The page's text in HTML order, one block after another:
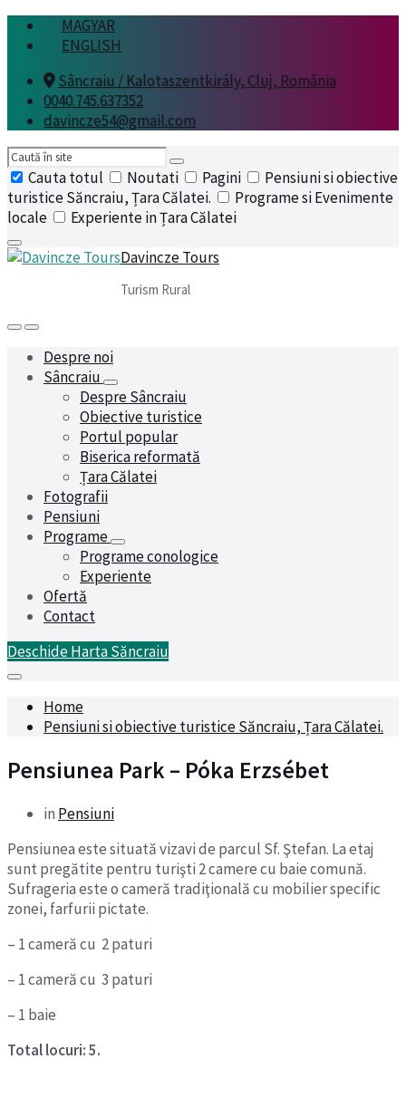
Skip
Skip
navigation
Skip
MAGYAR
ENGLISH
Sâncraiu / Kalotaszentkirály, Cluj, România
0040.745.637352
davincze54@gmail.com
Search
Cauta totul
Noutati Pagini
Pensiuni si obiective
turistice Săncraiu, Țara Călatei.
Programe si Evenimente
locale
Experiente in Țara Călatei
Davincze Tours
Turism Rural
Despre noi
Sâncraiu
Despre Sâncraiu
Obiective turistice
Portul popular
Biserica reformată
Țara Călatei
Fotografii
Pensiuni
Programe
Programe conologice
Experiente
Ofertă
Contact
Deschide Harta Săncraiu
Home
Pensiuni si obiective turistice Săncraiu, Țara Călatei.
Pensiunea Park – Póka Erzsébet
in Pensiuni
Pensiunea este situată vizavi de parcul Sf. Ştefan. La etaj
sunt pregătite pentru turişti 2 camere cu baie comună.
Sufrageria este o cameră tradiţională cu mobilier specific
zonei, farfurii pictate.
– 1 cameră cu 2 paturi
– 1 cameră cu 3 paturi
– 1 baie
Total locuri: 5.